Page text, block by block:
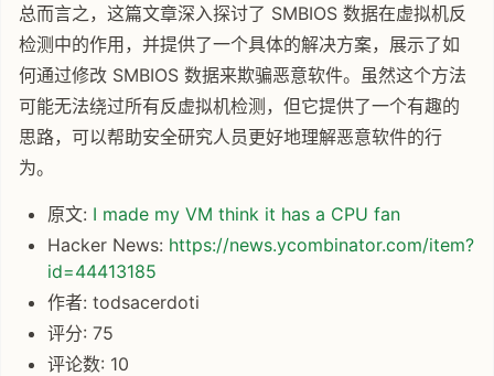
总而言之，这篇文章深入探讨了 SMBIOS 数据在虚拟机反
检测中的作用，并提供了一个具体的解决方案，展示了如
何通过修改 SMBIOS 数据来欺骗恶意软件。虽然这个方法
可能无法绕过所有反虚拟机检测，但它提供了一个有趣的
思路，可以帮助安全研究人员更好地理解恶意软件的行
为。
原文: I made my VM think it has a CPU fan
Hacker News: https://news.ycombinator.com/item?
id=44413185
作者: todsacerdoti
评分: 75
评论数: 10